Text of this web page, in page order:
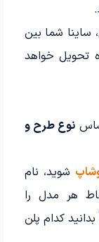
ساینا شما بین
تحویل خواهد
نوع طرح و
شوید، نام
هر مدل را
کدام پلن